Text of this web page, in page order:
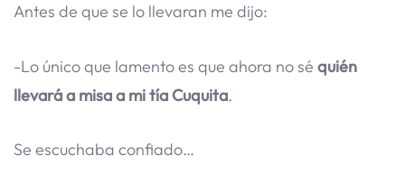
Antes de que se lo llevaran me dijo:
-Lo único que lamento es que ahora no sé quién
llevará a misa a mi tía Cuquita.
Se escuchaba confiado…